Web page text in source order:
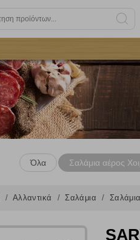
Όλα Σαλάμια αέρος
Αλλαντικά Σαλάμια